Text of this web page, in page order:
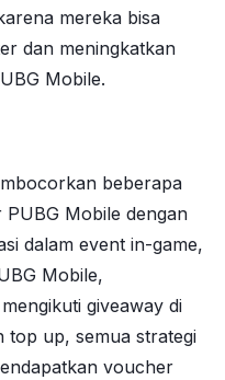
mereka bisa
dan meningkatkan
Mobile.
beberapa
Mobile dengan
dalam event in-game,
Mobile,
giveaway di
top up, semua strategi
voucher